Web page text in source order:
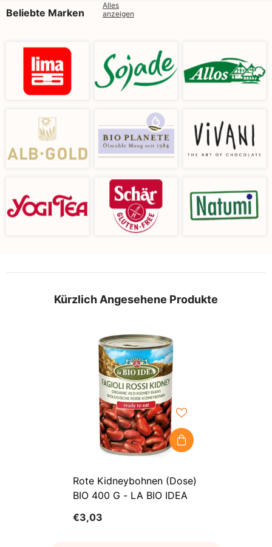
Beliebte Marken
Alles
anzeigen
Kürzlich Angesehene Produkte
Rote Kidneybohnen (Dose)
BIO 400 G - LA BIO IDEA
€3,03